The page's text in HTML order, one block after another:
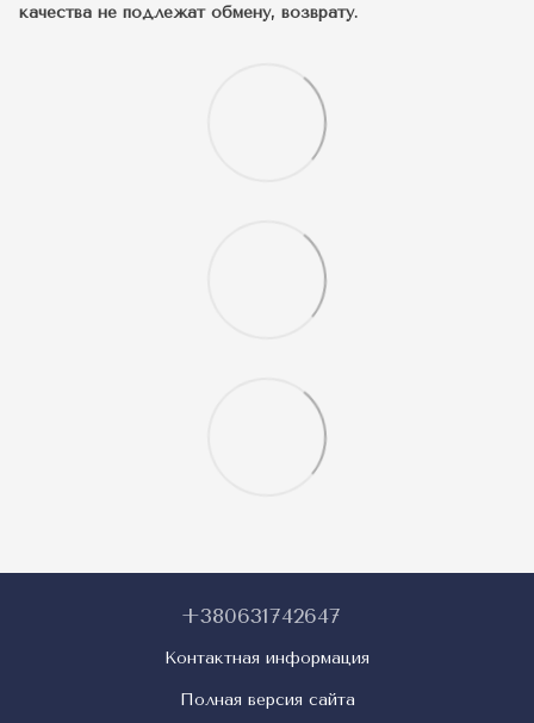
качества не подлежат обмену, возврату.
+380631742647
Контактная информация
Полная версия сайта